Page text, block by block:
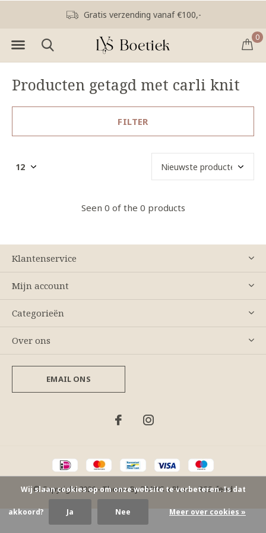
0
Gratis verzending vanaf €100,-
Producten getagd met carli knit
FILTER
Seen 0 of the 0 products
Klantenservice
Mijn account
Categorieën
Over ons
EMAIL ONS
© Copyright2026- Theme ByDMWS xPlus+-RSS-feed
Wij slaan cookies op om onze website te verbeteren. Is dat
akkoord? Ja Nee Meer over cookies »